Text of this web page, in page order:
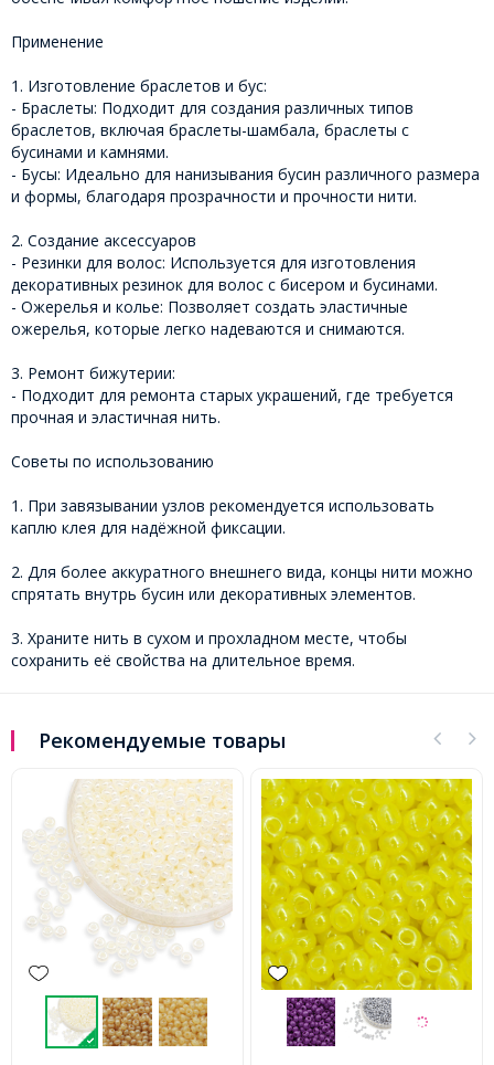
Применение
1. Изготовление браслетов и бус:
- Браслеты: Подходит для создания различных типов
браслетов, включая браслеты-шамбала, браслеты с
бусинами и камнями.
- Бусы: Идеально для нанизывания бусин различного размера
и формы, благодаря прозрачности и прочности нити.
2. Создание аксессуаров
- Резинки для волос: Используется для изготовления
декоративных резинок для волос с бисером и бусинами.
- Ожерелья и колье: Позволяет создать эластичные
ожерелья, которые легко надеваются и снимаются.
3. Ремонт бижутерии:
- Подходит для ремонта старых украшений, где требуется
прочная и эластичная нить.
Советы по использованию
1. При завязывании узлов рекомендуется использовать
каплю клея для надёжной фиксации.
2. Для более аккуратного внешнего вида, концы нити можно
спрятать внутрь бусин или декоративных элементов.
3. Храните нить в сухом и прохладном месте, чтобы
сохранить её свойства на длительное время.
Рекомендуемые товары